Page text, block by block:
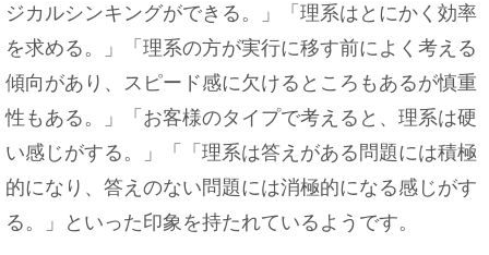
ジカルシンキングができる。」「理系はとにかく効率
を求める。」「理系の方が実行に移す前によく考える
傾向があり、スピード感に欠けるところもあるが慎重
性もある。」「お客様のタイプで考えると、理系は硬
い感じがする。」「「理系は答えがある問題には積極
的になり、答えのない問題には消極的になる感じがす
る。」といった印象を持たれているようです。